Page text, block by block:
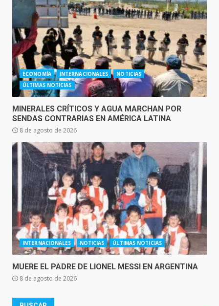
ECONOMÍA INTERNACIONALES
NOTICIAS
ÚLTIMAS NOTICIAS
MINERALES CRÍTICOS Y AGUA MARCHAN POR
SENDAS CONTRARIAS EN AMÉRICA LATINA
8 de agosto de 2026
INTERNACIONALES NOTICIAS ÚLTIMAS NOTICIAS
MUERE EL PADRE DE LIONEL MESSI EN ARGENTINA
8 de agosto de 2026